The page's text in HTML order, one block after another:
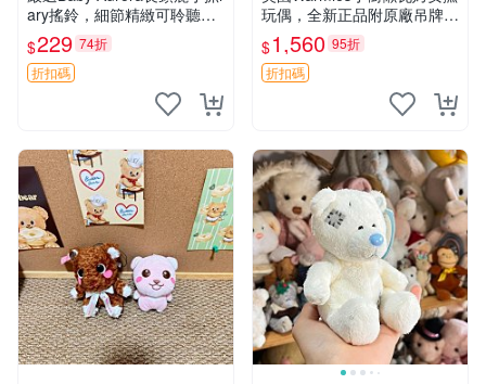
ary搖鈴，細節精緻可聆聽清
脆鈴音 軟萌可愛 定制紀念 金
屬搖鈴 新手媽咪推薦 長頸鹿
抓rary 搖鈴
$229 74折
折扣碼
玩偶，全新正品附原廠吊牌與
防塵袋，內藏薰衣草可加熱，
適合各個年齡層，冷暖兩用享
受抱抱樂趣，不容錯過嚴選好
$1,560 95折
折扣碼